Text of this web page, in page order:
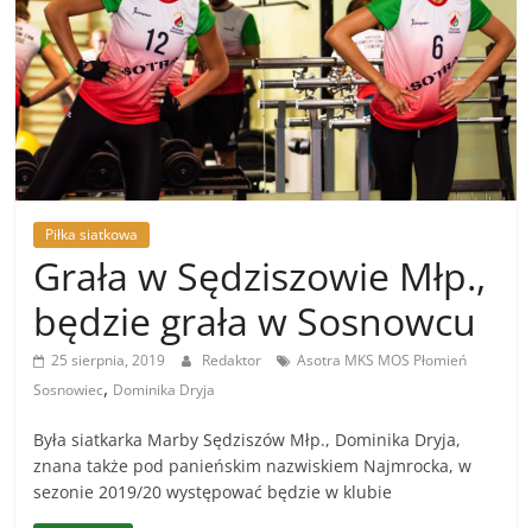
Ropczycko-
Sędziszowskiego
Sportowe
wieści
powiatu
Ropczycko-
Sędziszowskiego
Piłka siatkowa
Grała w Sędziszowie Młp.,
będzie grała w Sosnowcu
25 sierpnia, 2019 Redaktor
Asotra MKS MOS Płomień
Sosnowiec, Dominika Dryja
Była siatkarka Marby Sędziszów Młp., Dominika Dryja,
znana także pod panieńskim nazwiskiem Najmrocka, w
sezonie 2019/20 występować będzie w klubie